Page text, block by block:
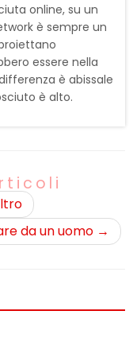
online, su un
è sempre un
essere nella
è abissale
è alto.
da un uomo →